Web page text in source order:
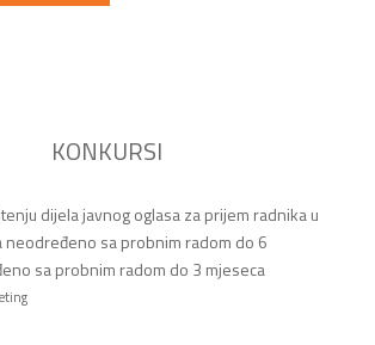
KONKURSI
dijela javnog oglasa za prijem radnika u
neodređeno sa probnim radom do 6
sa probnim radom do 3 mjeseca